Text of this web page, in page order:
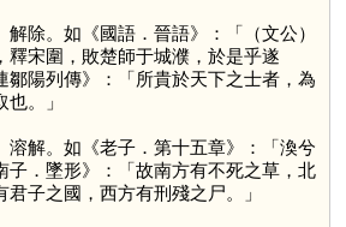
解除。如《國語．晉語》：「（文公）
釋宋圍，敗楚師于城濮，於是乎遂
鄒陽列傳》：「所貴於天下之士者，為
。」
溶解。如《老子．第十五章》：「渙兮
子．墜形》：「故南方有不死之草，北
子之國，西方有刑殘之尸。」